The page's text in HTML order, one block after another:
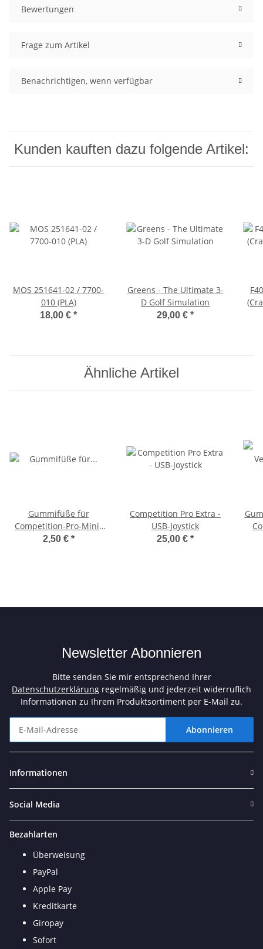
Bewertungen
Frage zum Artikel
Benachrichtigen, wenn verfügbar
Kunden kauften dazu folgende Artikel:
MOS 251641-02 / 7700-
010 (PLA)
18,00 € *
Greens - The Ultimate 3-
D Golf Simulation
29,00 € *
Ähnliche Artikel
Gummifüße für
Competition-Pro-Mini-
Joysticks - schwarz
2,50 € *
Competition Pro Extra -
USB-Joystick
25,00 € *
Newsletter Abonnieren
Bitte senden Sie mir entsprechend Ihrer
Datenschutzerklärung regelmäßig und jederzeit widerruflich
Informationen zu Ihrem Produktsortiment per E-Mail zu.
Abonnieren
Informationen
Social Media
Bezahlarten
Überweisung
PayPal
Apple Pay
Kreditkarte
Giropay
Sofort